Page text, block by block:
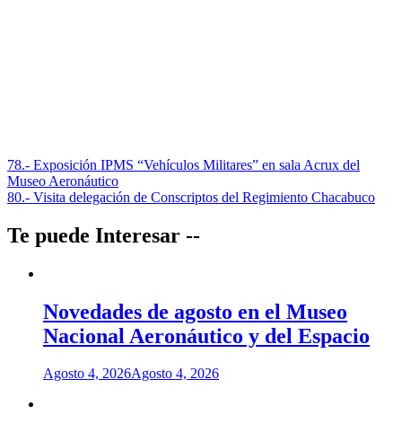
Navegación
de
78.- Exposición IPMS “Vehículos Militares” en sala Acrux del
Museo Aeronáutico
80.- Visita delegación de Conscriptos del Regimiento Chacabuco
Te puede Interesar --
Novedades de agosto en el Museo
Nacional Aeronáutico y del Espacio
Agosto 4, 2026Agosto 4, 2026